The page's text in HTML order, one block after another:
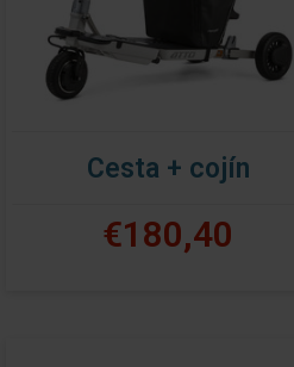
Cesta + cojín
€180,40